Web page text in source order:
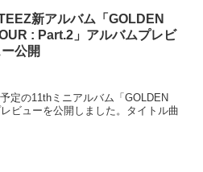
新アルバム「GOLDEN
: Part.2」アルバムプレビ
ー公開
定の11thミニアルバム「GOLDEN
ビューを公開しました。タイトル曲